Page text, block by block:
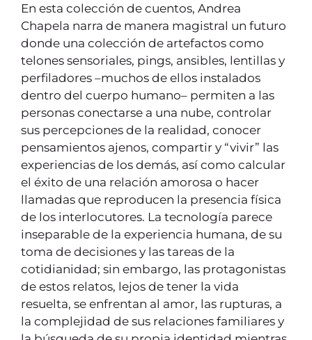
En esta colección de cuentos, Andrea
Chapela narra de manera magistral un futuro
donde una colección de artefactos como
telones sensoriales, pings, ansibles, lentillas y
perfiladores –muchos de ellos instalados
dentro del cuerpo humano– permiten a las
personas conectarse a una nube, controlar
sus percepciones de la realidad, conocer
pensamientos ajenos, compartir y “vivir” las
experiencias de los demás, así como calcular
el éxito de una relación amorosa o hacer
llamadas que reproducen la presencia física
de los interlocutores. La tecnología parece
inseparable de la experiencia humana, de su
toma de decisiones y las tareas de la
cotidianidad; sin embargo, las protagonistas
de estos relatos, lejos de tener la vida
resuelta, se enfrentan al amor, las rupturas, a
la complejidad de sus relaciones familiares y